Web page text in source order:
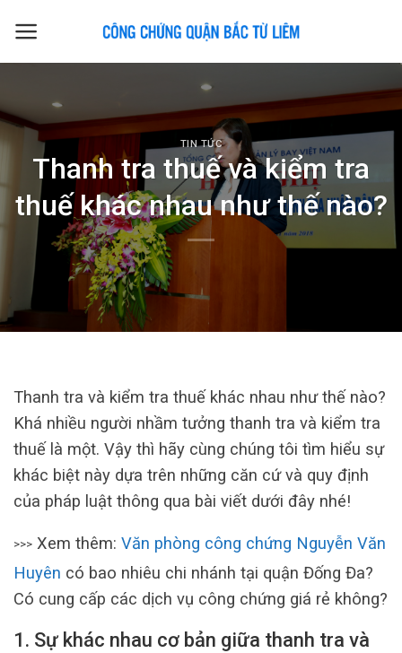
TIN TỨC
Thanh tra thuế và kiểm tra
thuế khác nhau như thế nào?
Thanh tra và kiểm tra thuế khác nhau như thế nào?
Khá nhiều người nhầm tưởng thanh tra và kiểm tra
thuế là một. Vậy thì hãy cùng chúng tôi tìm hiểu sự
khác biệt này dựa trên những căn cứ và quy định
của pháp luật thông qua bài viết dưới đây nhé!
>>> Xem thêm: Văn phòng công chứng Nguyễn Văn
Huyên có bao nhiêu chi nhánh tại quận Đống Đa?
Có cung cấp các dịch vụ công chứng giá rẻ không?
1. Sự khác nhau cơ bản giữa thanh tra và